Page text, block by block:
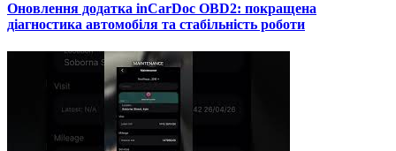
Оновлення додатка inCarDoc OBD2: покращена
діагностика автомобіля та стабільність роботи